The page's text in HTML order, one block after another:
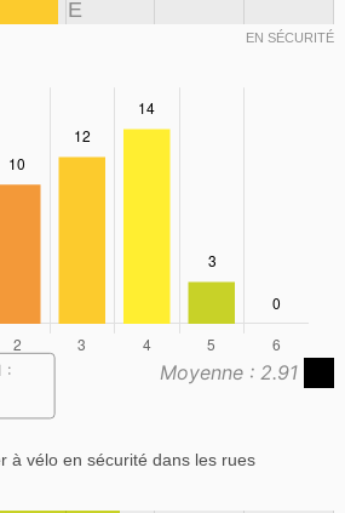
E
EN SÉCURITÉ
Moyenne : 2.91
:
à vélo en sécurité dans les rues